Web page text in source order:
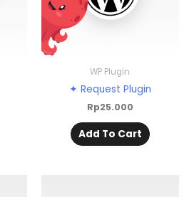
WP Plugin
✦ Request Plugin
Rp25.000
Add To Cart